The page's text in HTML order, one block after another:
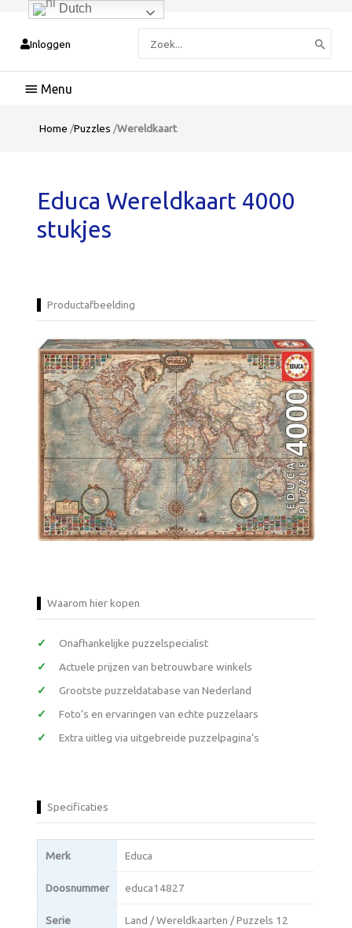
Inloggen
naar:
Hoofdmenu
Home /Puzzles /Wereldkaart
Educa Wereldkaart 4000
stukjes
Productafbeelding
Waarom hier kopen
Onafhankelijke puzzelspecialist
Actuele prijzen van betrouwbare winkels
Grootste puzzeldatabase van Nederland
Foto’s en ervaringen van echte puzzelaars
Extra uitleg via uitgebreide puzzelpagina’s
Specificaties
Merk Educa
Doosnummer educa14827
Serie
Land / Wereldkaarten / Puzzels 12
Dutch